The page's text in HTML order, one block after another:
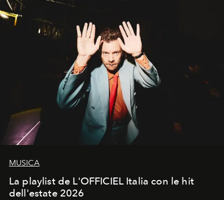
MUSICA
La playlist de L'OFFICIEL Italia con le hit
dell'estate 2026